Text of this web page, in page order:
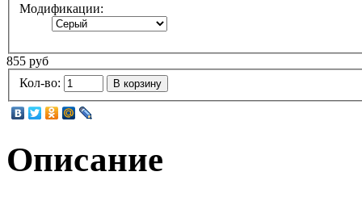
Модификации:
855 руб
Кол-во:
В корзину
Описание